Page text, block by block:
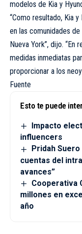
modelos de Kia y
“Como resultado, Kia
en las comunidades
Nueva York”, dijo. “En
medidas inmediatas
proporcionar a los
Fuente
Esto te puede
Impacto
influencers
Pridah
cuentas del
avances”
Cooperativa
millones en
año